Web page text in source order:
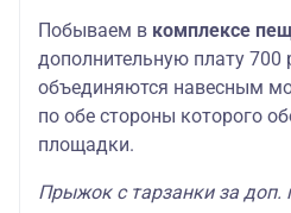
Побываем в комплексе
дополнительную плату 700
объединяются навесным
по обе стороны которого
площадки.
Прыжок с тарзанки за доп.